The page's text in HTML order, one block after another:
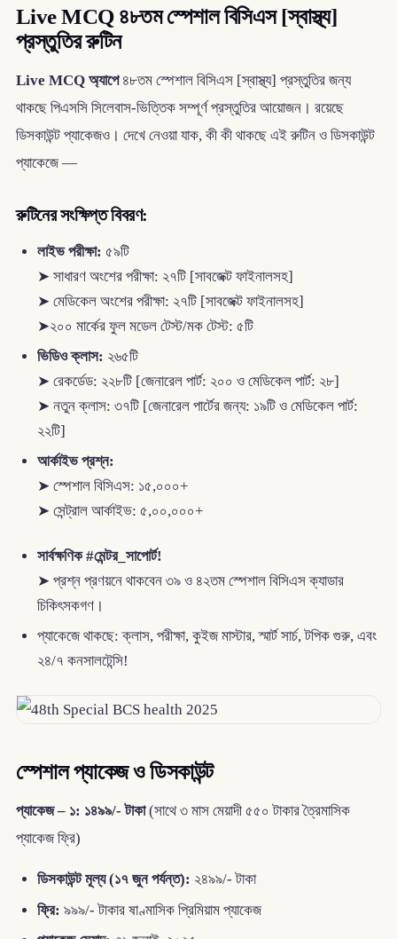
Live MCQ ৪৮তম স্পেশাল বিসিএস [স্বাস্থ্য]
প্রস্তুতির রুটিন
Live MCQ অ্যাপে৪৮তম স্পেশাল বিসিএস [স্বাস্থ্য] প্রস্তুতির জন্য
থাকছে পিএসসি সিলেবাস-ভিত্তিক সম্পূর্ণ প্রস্তুতির আয়োজন। রয়েছে
ডিসকাউন্ট প্যাকেজও। দেখে নেওয়া যাক, কী কী থাকছে এই রুটিন ও ডিসকাউন্ট
প্যাকেজে —
রুটিনের সংক্ষিপ্ত বিবরণ:
লাইভ পরীক্ষা: ৫৯টি
➤ সাধারণ অংশের পরীক্ষা: ২৭টি [সাবজেক্ট ফাইনালসহ]
➤ মেডিকেল অংশের পরীক্ষা: ২৭টি [সাবজেক্ট ফাইনালসহ]
➤২০০ মার্কের ফুল মডেল টেস্ট/মক টেস্ট: ৫টি
ভিডিও ক্লাস: ২৬৫টি
➤ রেকর্ডেড: ২২৮টি [জেনারেল পার্ট: ২০০ ও মেডিকেল পার্ট: ২৮]
➤ নতুন ক্লাস: ৩৭টি [জেনারেল পার্টের জন্য: ১৯টি ও মেডিকেল পার্ট:
২২টি]
আর্কাইভ প্রশ্ন:
➤ স্পেশাল বিসিএস: ১৫,০০০+
➤ সেন্ট্রাল আর্কাইভ: ৫,০০,০০০+
সার্বক্ষণিক #মেন্টর_সাপোর্ট!
➤ প্রশ্ন প্রণয়নে থাকবেন ৩৯ ও ৪২তম স্পেশাল বিসিএস ক্যাডার
চিকিৎসকগণ।
প্যাকেজে থাকছে: ক্লাস, পরীক্ষা, কুইজ মাস্টার, স্মার্ট সার্চ, টপিক গুরু, এবং
২৪/৭ কনসালটেন্সি!
স্পেশাল প্যাকেজ ও ডিসকাউন্ট
প্যাকেজ – ১: ১৪৯৯/- টাকা(সাথে ৩ মাস মেয়াদী ৫৫০ টাকার ত্রৈমাসিক
প্যাকেজ ফ্রি)
ডিসকাউন্ট মূল্য (১৭ জুন পর্যন্ত): ২৪৯৯/- টাকা
ফ্রি: ৯৯৯/- টাকার ষাণ্মাসিক প্রিমিয়াম প্যাকেজ